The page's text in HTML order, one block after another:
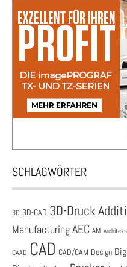
SCHLAGWÖRTER
3D 3D-CAD 3D-Druck
ManufacturingAEC AM
CAAD CAD CAD/CAM Design